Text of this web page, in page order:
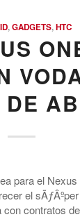
,GADGETS,HTC
para el Nexus
el
con contratos